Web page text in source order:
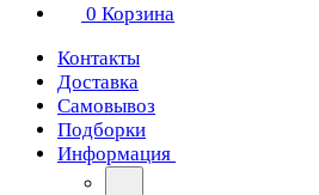
0 Корзина
Контакты
Доставка
Самовывоз
Подборки
Информация